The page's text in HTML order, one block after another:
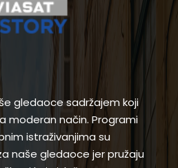
gledaoce sadržajem koji
moderan način. Programi
istraživanjima su
naše gledaoce jer pružaju